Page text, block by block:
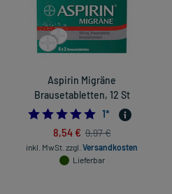
Aspirin Migräne
Brausetabletten, 12 St
5.0
1*
8,54 € 9,97 €
inkl. MwSt. zzgl. Versandkosten
Lieferbar